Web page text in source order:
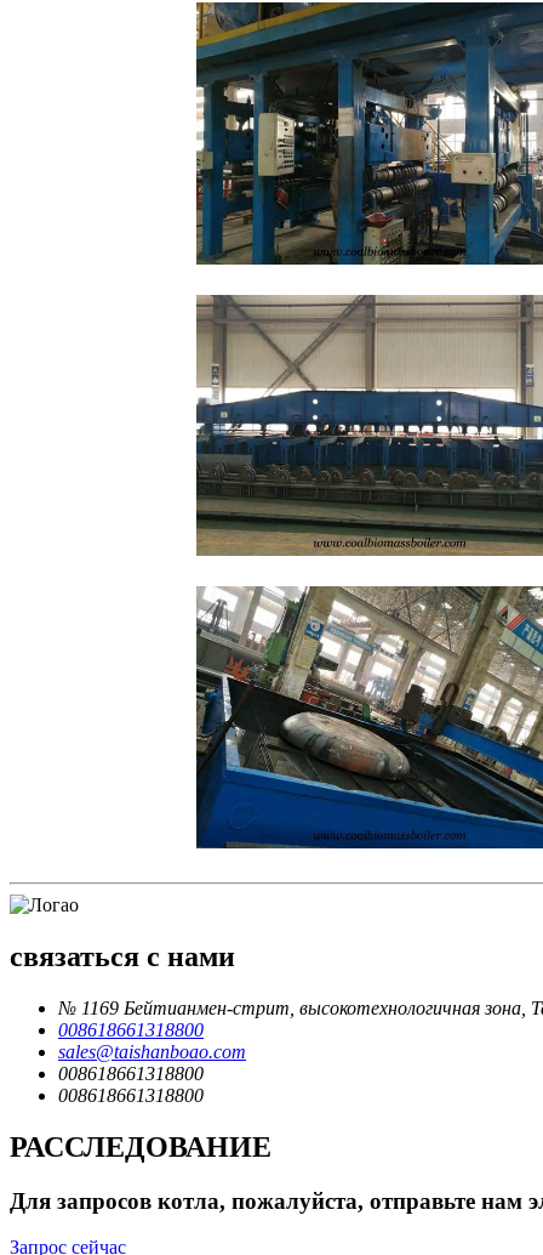
связаться с нами
№ 1169 Бейтианмен-стрит, высокотехнологичная зона,
008618661318800
sales@taishanboao.com
008618661318800
008618661318800
РАССЛЕДОВАНИЕ
Для запросов котла, пожалуйста, отправьте нам
Запрос сейчас